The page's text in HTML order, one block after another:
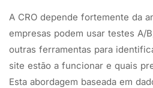
A CRO depende fortemente da
empresas podem usar testes A/
outras ferramentas para
site estão a funcionar e quais
Esta abordagem baseada em